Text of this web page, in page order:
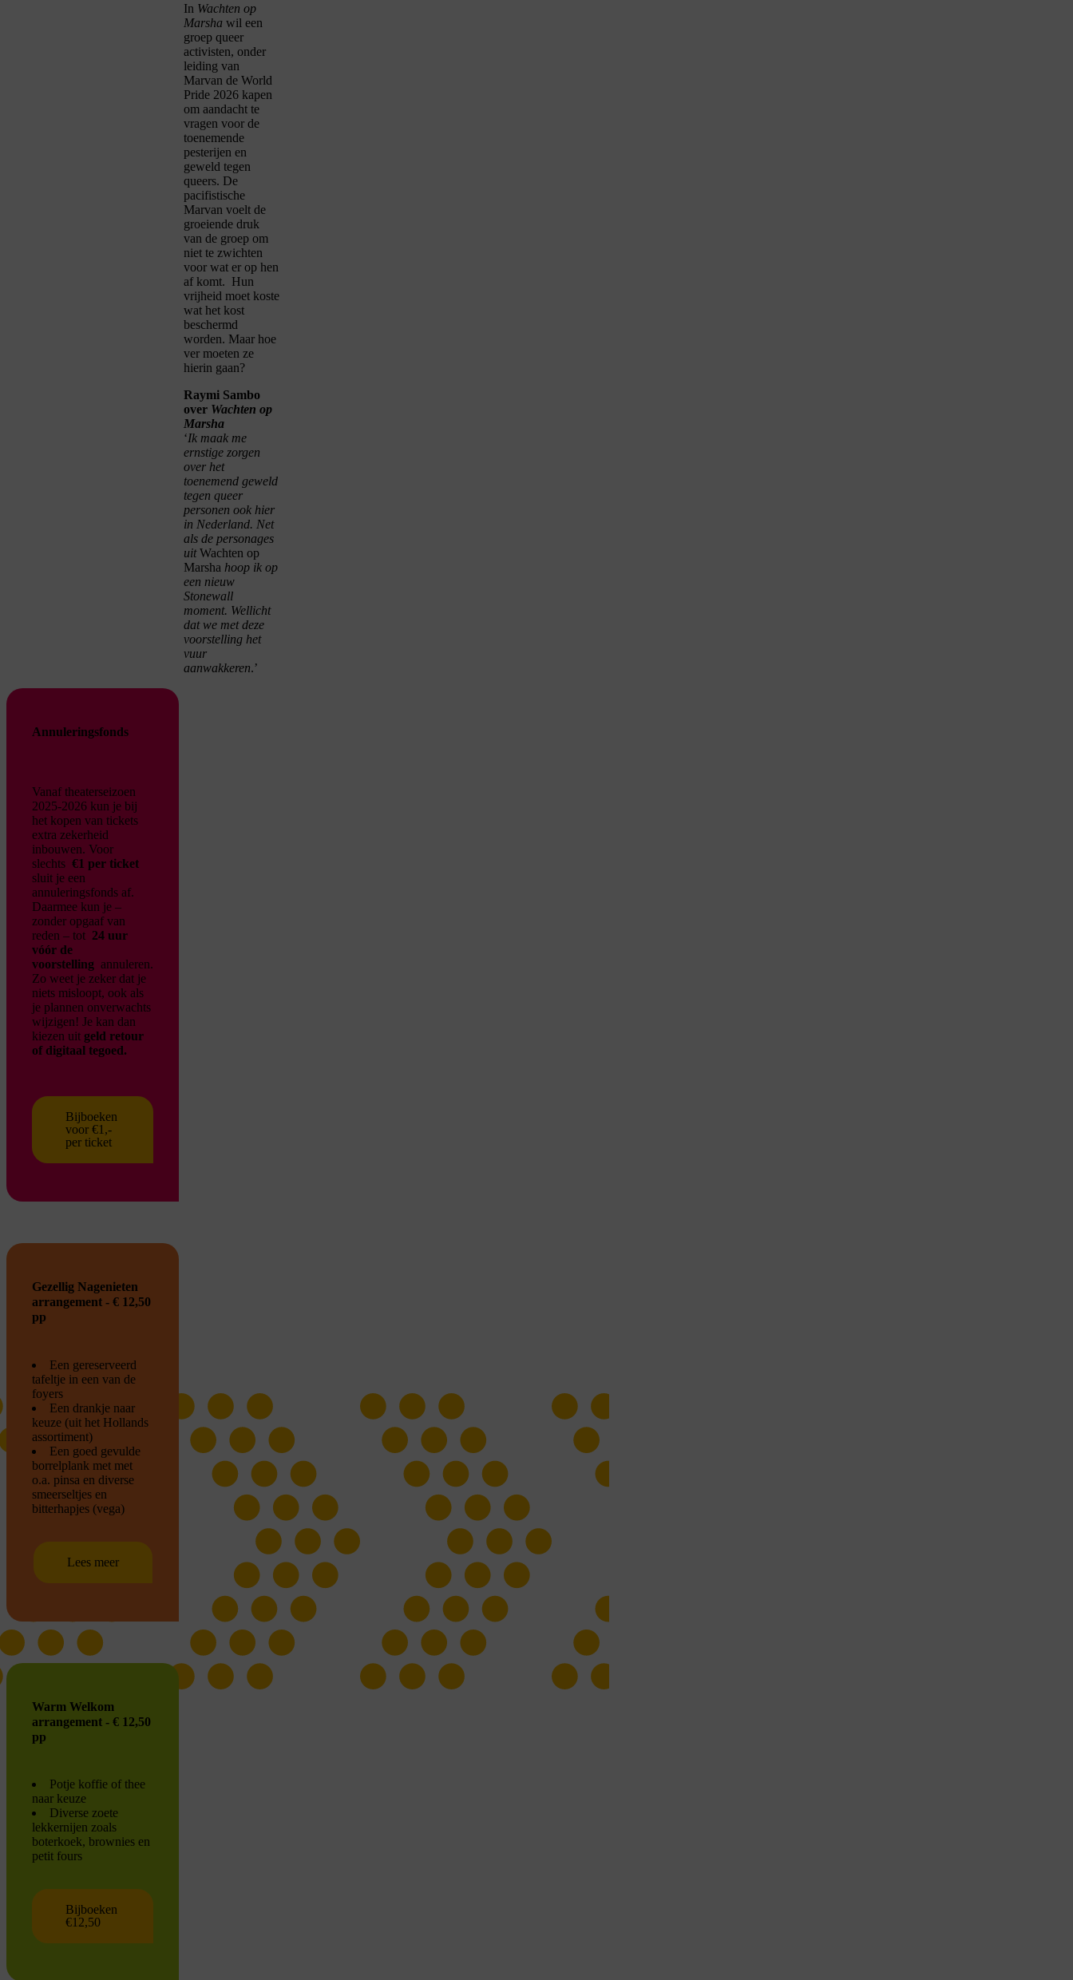
In Wachten op
Marsha wil een
groep queer
activisten, onder
leiding van
Marvan de World
Pride 2026 kapen
om aandacht te
vragen voor de
toenemende
pesterijen en
geweld tegen
queers. De
pacifistische
Marvan voelt de
groeiende druk
van de groep om
niet te zwichten
voor wat er op hen
af komt. Hun
vrijheid moet koste
wat het kost
beschermd
worden. Maar hoe
ver moeten ze
hierin gaan?
Raymi Sambo
over Wachten op
Marsha
‘Ik maak me
ernstige zorgen
over het
toenemend geweld
tegen queer
personen ook hier
in Nederland. Net
als de personages
uitWachten op
Marsha hoop ik op
een nieuw
Stonewall
moment. Wellicht
dat we met deze
voorstelling het
vuur
aanwakkeren.’
Annuleringsfonds
Vanaf theaterseizoen
2025-2026 kun je bij
het kopen van tickets
extra zekerheid
inbouwen. Voor
slechts €1 per ticket
sluit je een
annuleringsfonds af.
Daarmee kun je –
zonder opgaaf van
reden – tot 24 uur
vóór de
voorstelling annuleren.
Zo weet je zeker dat je
niets misloopt, ook als
je plannen onverwachts
wijzigen! Je kan dan
kiezen uit geld retour
of digitaal tegoed.
Bijboeken
voor €1,-
per ticket
Gezellig Nagenieten
arrangement - € 12,50
pp
Een gereserveerd
tafeltje in een van de
foyers
Een drankje naar
keuze (uit het Hollands
assortiment)
Een goed gevulde
borrelplank met met
o.a. pinsa en diverse
smeerseltjes en
bitterhapjes (vega)
Lees meer
Warm Welkom
arrangement - € 12,50
pp
Potje koffie of thee
naar keuze
Diverse zoete
lekkernijen zoals
boterkoek, brownies en
petit fours
Bijboeken
€12,50